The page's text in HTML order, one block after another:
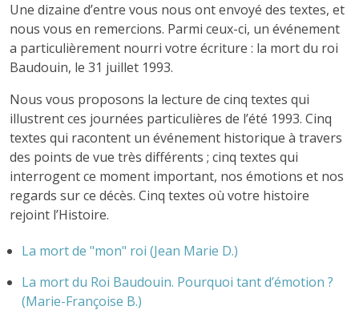
Une dizaine d’entre vous nous ont envoyé des textes, et
nous vous en remercions. Parmi ceux-ci, un événement
a particulièrement nourri votre écriture : la mort du roi
Baudouin, le 31 juillet 1993.
Nous vous proposons la lecture de cinq textes qui
illustrent ces journées particulières de l’été 1993. Cinq
textes qui racontent un événement historique à travers
des points de vue très différents ; cinq textes qui
interrogent ce moment important, nos émotions et nos
regards sur ce décès. Cinq textes où votre histoire
rejoint l’Histoire.
La mort de "mon" roi (Jean Marie D.)
La mort du Roi Baudouin. Pourquoi tant d’émotion ?
(Marie-Françoise B.)